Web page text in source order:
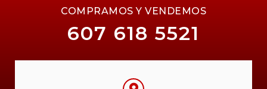
COMPRAMOS Y VENDEMOS
607 618 5521